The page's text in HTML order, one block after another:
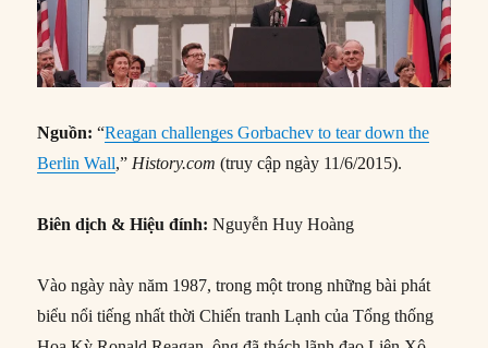
Nguồn: “Reagan challenges Gorbachev to tear down the
Berlin Wall,” History.com (truy cập ngày 11/6/2015).
Biên dịch & Hiệu đính: Nguyễn Huy Hoàng
Vào ngày này năm 1987, trong một trong những bài phát
biểu nổi tiếng nhất thời Chiến tranh Lạnh của Tổng thống